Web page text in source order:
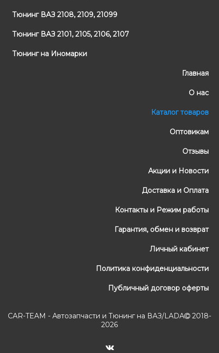
Тюнинг ВАЗ 2108, 2109, 21099
Тюнинг ВАЗ 2101, 2105, 2106, 2107
Тюнинг на Иномарки
Главная
О нас
Каталог товаров
Оптовикам
Отзывы
Акции и Новости
Доставка и Оплата
Контакты и Режим работы
Гарантия, обмен и возврат
Личный кабинет
Политика конфиденциальности
Публичный договор оферты
CAR-TEAM - Автозапчасти и Тюнинг на ВАЗ/LADA
2018-
2026